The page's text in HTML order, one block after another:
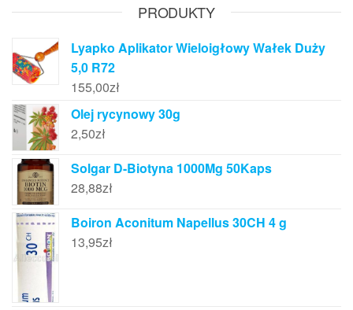
PRODUKTY
Lyapko Aplikator Wieloigłowy Wałek Duży
5,0 R72
155,00zł
Olej rycynowy 30g
2,50zł
Solgar D-Biotyna 1000Μg 50Kaps
28,88zł
Boiron Aconitum Napellus 30CH 4 g
13,95zł